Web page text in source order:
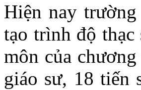
Hiện nay
tạo trình độ
môn của
giáo sư, 18 tiến